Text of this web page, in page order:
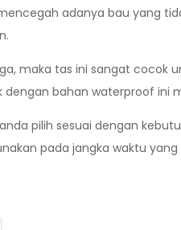
adanya bau yang
maka tas ini sangat
bahan waterproof
pilih sesuai dengan
pada jangka waktu